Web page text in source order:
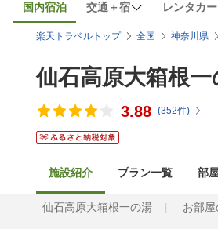
国内宿泊 交通＋宿 レンタカー
楽天トラベルトップ 全国 神奈川県
仙石高原大箱根一
3.88 (352件)
施設紹介 プラン一覧 部
仙石高原大箱根一の湯 お部